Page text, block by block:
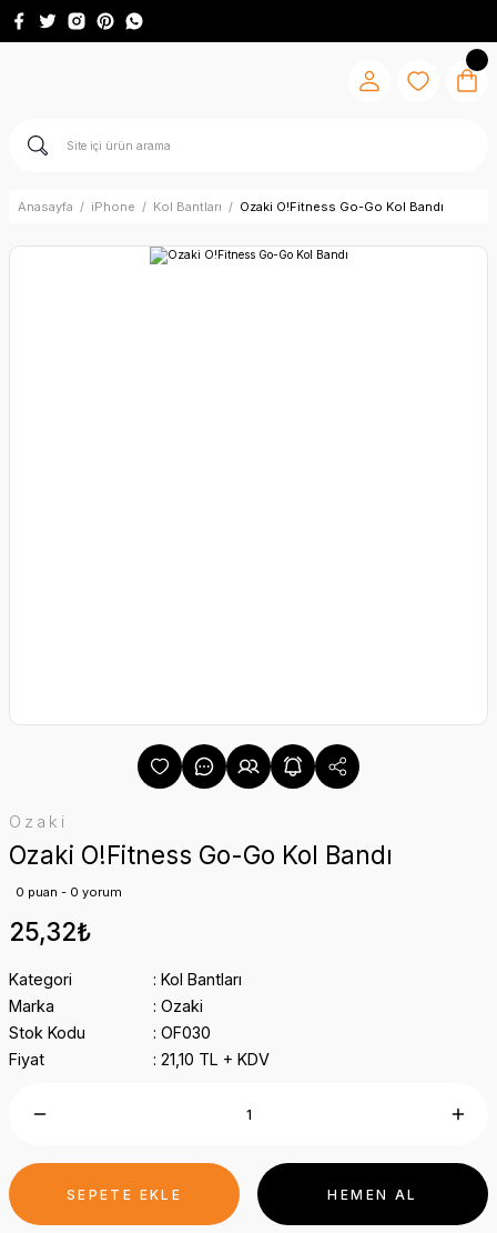
Anasayfa iPhone Kol Bantları Ozaki O!Fitness Go-Go Kol Bandı
Ozaki
Ozaki O!Fitness Go-Go Kol Bandı
0 puan - 0 yorum
25,32₺
Kategori
Kol Bantları
Marka
Ozaki
Stok Kodu
OF030
Fiyat
21,10 TL + KDV
SEPETE EKLE HEMEN AL